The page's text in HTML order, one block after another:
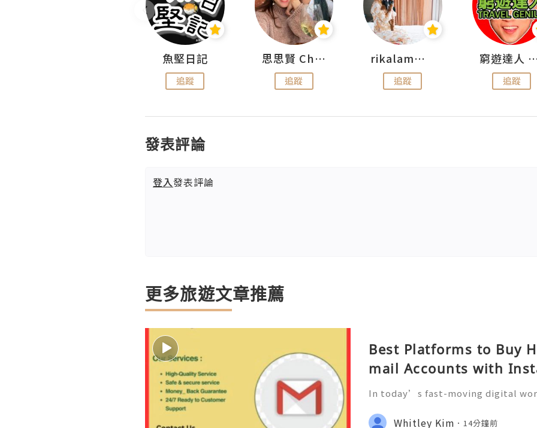
魚堅日記
追蹤
思思賢 ChillMyBabe
追蹤
rikalammm
追蹤
窮遊達人
追蹤
發表評論
登入發表評論
更多旅遊文章推薦
Best Platforms to Buy
mail Accounts with
In today’s fast-moving digital
entrepreneurs, and online
Whitley Kim 14分鐘前